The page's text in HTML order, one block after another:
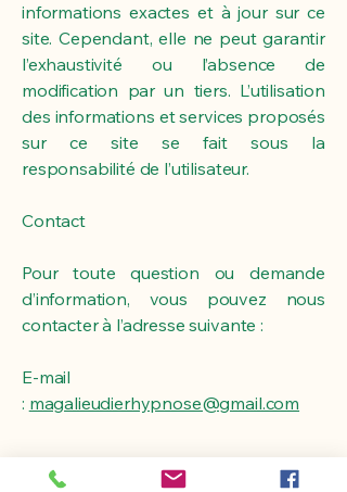
informations exactes et à jour sur ce
site. Cependant, elle ne peut garantir
l’exhaustivité ou l’absence de
modification par un tiers. L’utilisation
des informations et services proposés
sur ce site se fait sous la
responsabilité de l’utilisateur.
Contact
Pour toute question ou demande
d’information, vous pouvez nous
contacter à l’adresse suivante :
E-mail
: magalieudierhypnose@gmail.com